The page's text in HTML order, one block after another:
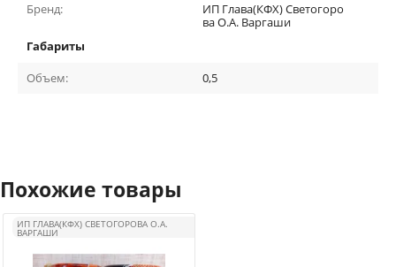
Бренд:
ИП Глава(КФХ) Светогоро
ва О.А. Варгаши
Габариты
Объем:
0,5
Похожие товары
ИП ГЛАВА(КФХ) СВЕТОГОРОВА О.А.
ВАРГАШИ